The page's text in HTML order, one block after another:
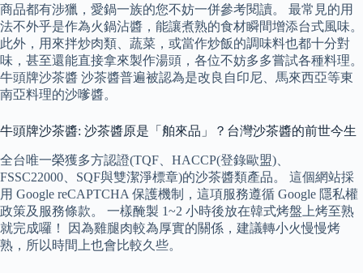
商品都有涉獵，愛鍋一族的您不妨一併參考閱讀。 最常見的用
法不外乎是作為火鍋沾醬，能讓煮熟的食材瞬間增添台式風味。
此外，用來拌炒肉類、蔬菜，或當作炒飯的調味料也都十分對
味，甚至還能直接拿來製作湯頭，各位不妨多多嘗試各種料理。
牛頭牌沙茶醬 沙茶醬普遍被認為是改良自印尼、馬來西亞等東
南亞料理的沙嗲醬。
牛頭牌沙茶醬: 沙茶醬原是「舶來品」？台灣沙茶醬的前世今生
全台唯一榮獲多方認證(TQF、HACCP(登錄歐盟)、
FSSC22000、SQF與雙潔淨標章)的沙茶醬類產品。 這個網站採
用 Google reCAPTCHA 保護機制，這項服務遵循 Google 隱私權
政策及服務條款。 一樣醃製 1~2 小時後放在韓式烤盤上烤至熟
就完成囉！ 因為雞腿肉較為厚實的關係，建議轉小火慢慢烤
熟，所以時間上也會比較久些。